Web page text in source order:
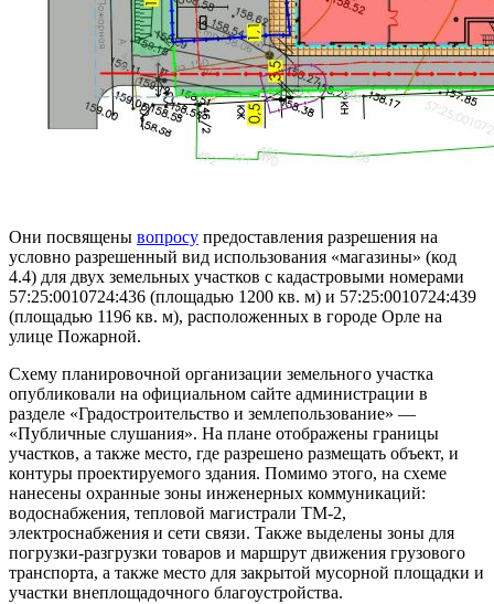
Они посвящены вопросу предоставления разрешения на
условно разрешенный вид использования «магазины» (код
4.4) для двух земельных участков с кадастровыми номерами
57:25:0010724:436 (площадью 1200 кв. м) и 57:25:0010724:439
(площадью 1196 кв. м), расположенных в городе Орле на
улице Пожарной.
Схему планировочной организации земельного участка
опубликовали на официальном сайте администрации в
разделе «Градостроительство и землепользование» —
«Публичные слушания». На плане отображены границы
участков, а также место, где разрешено размещать объект, и
контуры проектируемого здания. Помимо этого, на схеме
нанесены охранные зоны инженерных коммуникаций:
водоснабжения, тепловой магистрали ТМ-2,
электроснабжения и сети связи. Также выделены зоны для
погрузки-разгрузки товаров и маршрут движения грузового
транспорта, а также место для закрытой мусорной площадки и
участки внеплощадочного благоустройства.